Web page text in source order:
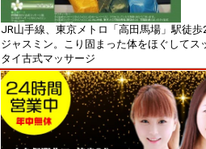
JR山手線、東京メトロ「高田馬場」駅徒
ジャスミン。こり固まった体をほぐして
タイ古式マッサージ